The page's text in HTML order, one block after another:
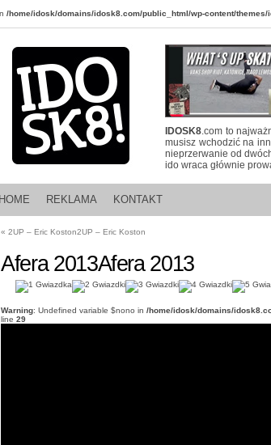
/home/idosk/domains/idosk8.com/public_html/wp-content/themes/
IDOSK8.com to
musisz wchodzić na
nieprzerwanie od
ido wraca głównie
HOME REKLAMA KONTAKT
« 2UP – Eric Koston2UP – Eric Koston
Afera 2013Afera 2013
Warning: Undefined variable $nono in /home/idosk/domains/
line 29